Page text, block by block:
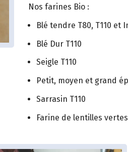
Nos farines Bio :
Blé tendre T80, T110 et
Blé Dur T110
Seigle T110
Petit, moyen et grand
Sarrasin T110
Farine de lentilles vertes